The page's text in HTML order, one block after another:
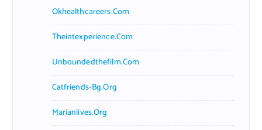
Okhealthcareers.com
Theintexperience.com
Unboundedthefilm.com
Catfriends-Bg.org
Marianlives.org